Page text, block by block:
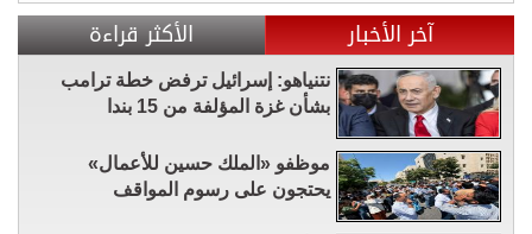
آخر الأخبار الأكثر قراءة
نتنياهو: إسرائيل ترفض خطة ترامب
بشأن غزة المؤلفة من 15 بندا
موظفو «الملك حسين للأعمال»
يحتجون على رسوم المواقف